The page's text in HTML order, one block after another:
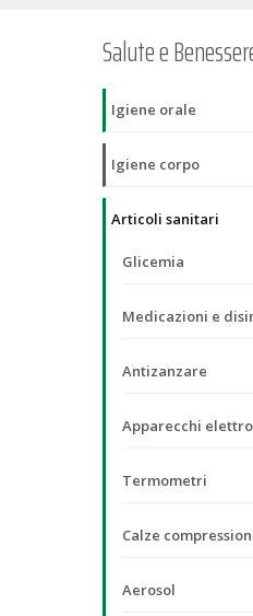
Salute e
Igiene orale
Igiene corpo
Articoli sanitari
Glicemia
Medicazioni e
Antizanzare
Apparecchi
Termometri
Calze
Aerosol
PANNOLONI